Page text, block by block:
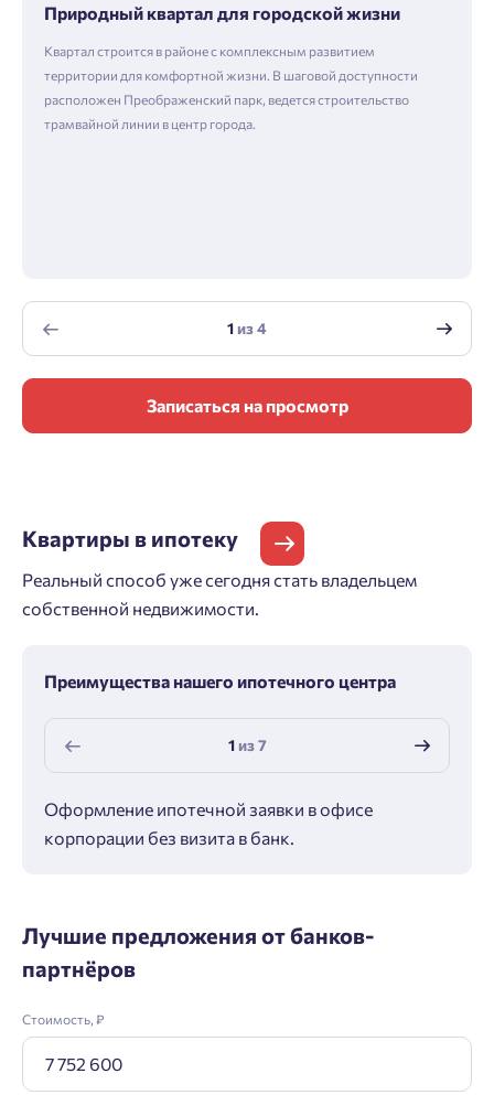
Природный квартал для городской жизни
Квартал строится в районе с комплексным развитием
территории для комфортной жизни. В шаговой доступности
расположен Преображенский парк, ведется строительство
трамвайной линии в центр города.
1из4
Записаться на просмотр
Квартиры в ипотеку
Реальный способ уже сегодня стать владельцем
собственной недвижимости.
Преимущества нашего ипотечного центра
1из7
Оформление ипотечной заявки в офисе
корпорации без визита в банк.
Лучшие предложения от банков-
партнёров
Стоимость, ₽